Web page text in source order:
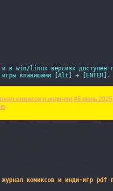
и в win/linux версиях доступен
игры клавишами [Alt] + [ENTER].
комиксов и инди-игр #6 июнь 2025
комиксов и инди-игр pdf